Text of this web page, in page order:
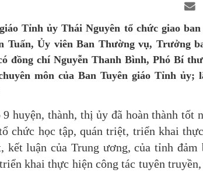
Tỉnh ủy Thái Nguyên tổ chức giao ban
Tuấn, Ủy viên Ban Thường vụ, Trưởng
đồng chí Nguyễn Thanh Bình, Phó Bí
môn của Ban Tuyên giáo Tỉnh ủy;
thành, thị ủy đã hoàn thành tốt
chức học tập, quán triệt, triển khai
luận của Trung ương, của tỉnh đảm
khai thực hiện công tác tuyên truyền,